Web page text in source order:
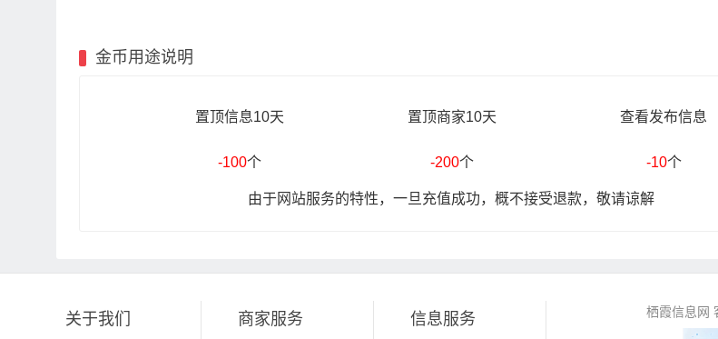
金币用途说明
置顶信息10天 置顶商家10天 查看发布信息
-100个 -200个 -10个
由于网站服务的特性，一旦充值成功，概不接受退款，敬请谅解
关于我们 商家服务 信息服务 栖霞信息网